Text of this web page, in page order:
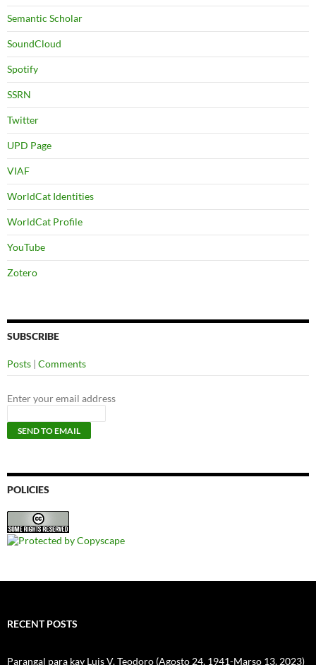
Semantic Scholar
SoundCloud
Spotify
SSRN
Twitter
UPD Page
VIAF
WorldCat Identities
WorldCat Profile
YouTube
Zotero
SUBSCRIBE
Posts | Comments
Enter your email address
POLICIES
RECENT POSTS
Parangal para kay Luis V. Teodoro (Agosto 24, 1941-Marso 13, 2023)